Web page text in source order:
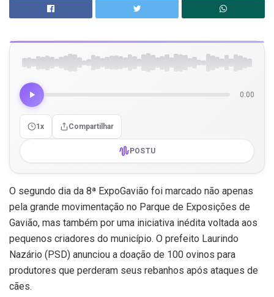
0:00
1x Compartilhar
POSTU
O segundo dia da 8ª ExpoGavião foi marcado não apenas
pela grande movimentação no Parque de Exposições de
Gavião, mas também por uma iniciativa inédita voltada aos
pequenos criadores do município. O prefeito Laurindo
Nazário (PSD) anunciou a doação de 100 ovinos para
produtores que perderam seus rebanhos após ataques de
cães.